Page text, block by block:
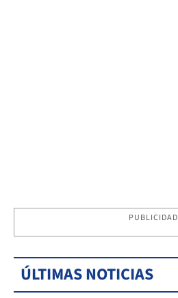
PUBLICIDAD
ÚLTIMAS NOTICIAS